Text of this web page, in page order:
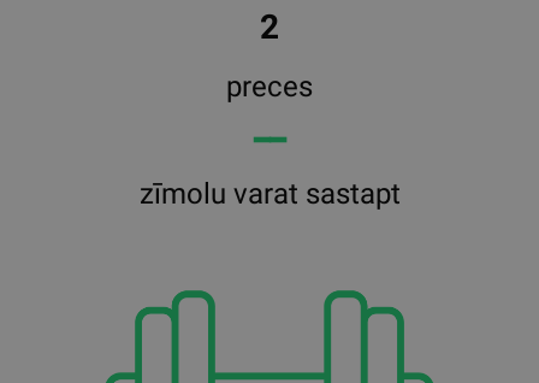
2
preces
━━
zīmolu varat sastapt